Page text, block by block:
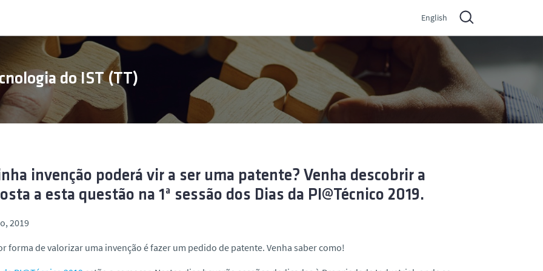
English
do IST (TT)
invenção poderá vir a ser uma patente? Venha descobrir a
a esta questão na 1ª sessão dos Dias da PI@Técnico 2019.
2019
forma de valorizar uma invenção é fazer um pedido de patente. Venha saber como!